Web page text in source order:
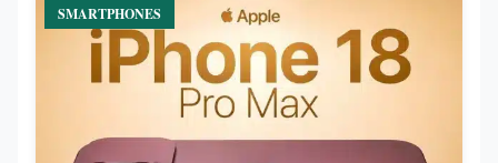
SMARTPHONES